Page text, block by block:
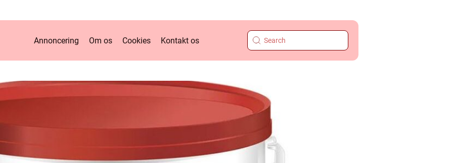
Annoncering Om os Cookies Kontakt os